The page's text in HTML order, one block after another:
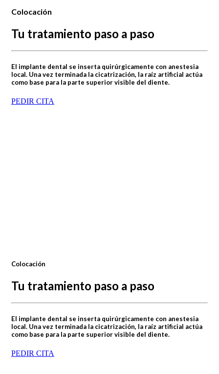
Colocación
Tu tratamiento paso a paso
El implante dental se inserta quirúrgicamente con anestesia
local. Una vez terminada la cicatrización, la raíz artificial actúa
como base para la parte superior visible del diente.
PEDIR CITA
Colocación
Tu tratamiento paso a paso
El implante dental se inserta quirúrgicamente con anestesia
local. Una vez terminada la cicatrización, la raíz artificial actúa
como base para la parte superior visible del diente.
PEDIR CITA